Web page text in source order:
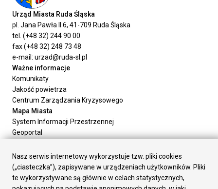
Urząd Miasta Ruda Śląska
pl. Jana Pawła II 6, 41-709 Ruda Śląska
tel. (+48 32) 244 90 00
fax (+48 32) 248 73 48
e-mail: urzad@ruda-sl.pl
Ważne informacje
Komunikaty
Jakość powietrza
Centrum Zarządzania Kryzysowego
Mapa Miasta
System Informacji Przestrzennej
Geoportal
Załatw sprawę
Prezydent Miasta
Rada Miasta
Wydziały
Nasz serwis internetowy wykorzystuje tzw. pliki cookies
(„ciasteczka”), zapisywane w urządzeniach użytkowników. Pliki
te wykorzystywane są głównie w celach statystycznych,